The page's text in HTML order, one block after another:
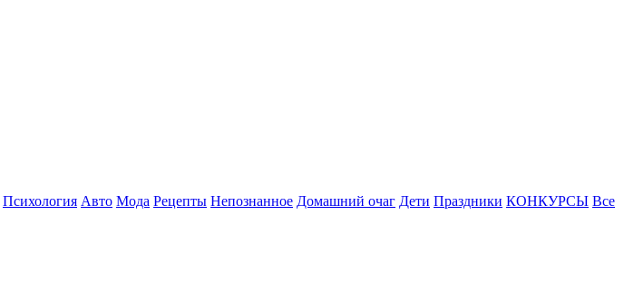
Психология Авто Мода Рецепты Непознанное Домашний очаг Дети Праздники КОНКУРСЫ Все